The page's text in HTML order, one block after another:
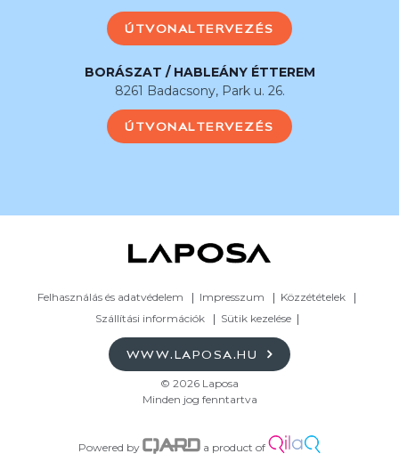
ÚTVONALTERVEZÉS
BORÁSZAT / HABLEÁNY ÉTTEREM
8261 Badacsony, Park u. 26.
ÚTVONALTERVEZÉS
Felhasználás és adatvédelem Impresszum
Közzétételek
Szállítási információk
Sütik kezelése
WWW.LAPOSA.HU
© 2026 Laposa
Minden jog fenntartva
Powered by a product of